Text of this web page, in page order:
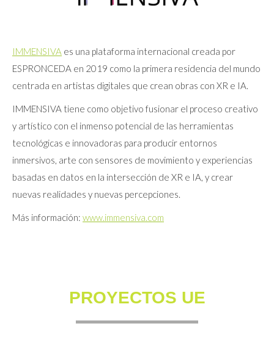
IMMENSIVA es una plataforma internacional creada por
ESPRONCEDA en 2019 como la primera residencia del mundo
centrada en artistas digitales que crean obras con XR e IA.
IMMENSIVA tiene como objetivo fusionar el proceso creativo
y artístico con el inmenso potencial de las herramientas
tecnológicas e innovadoras para producir entornos
inmersivos, arte con sensores de movimiento y experiencias
basadas en datos en la intersección de XR e IA, y crear
nuevas realidades y nuevas percepciones.
Más información: www.immensiva.com
PROYECTOS UE